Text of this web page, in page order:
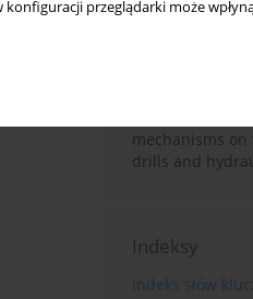
przeglądarki może
method
New
indentation
Evaluation of
mechanisms
drills and
Indeksy
Indeks słów